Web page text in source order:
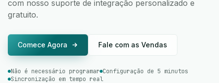
com nosso suporte de integração personalizado e
gratuito.
Comece Agora Fale com as Vendas
Não é necessário programar Configuração de 5 minutos
Sincronização em tempo real